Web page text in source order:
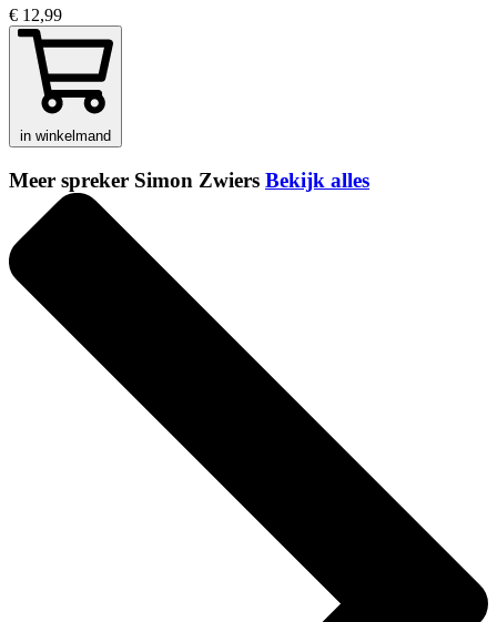
€ 12,99
in winkelmand
Meer spreker Simon Zwiers Bekijk alles